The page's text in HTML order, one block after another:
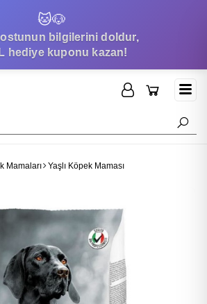
🐱🐶
bilgilerini doldur,
hediye kuponu kazan!
Mamaları Yaşlı Köpek Maması